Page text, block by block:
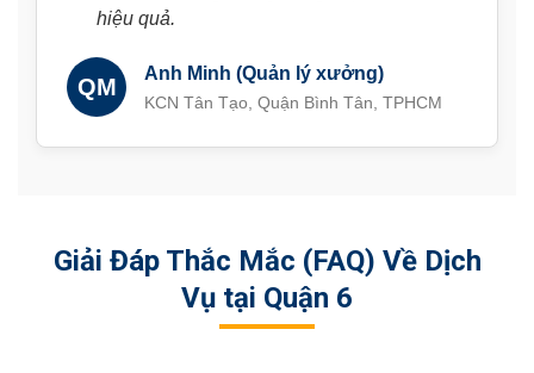
hiệu quả.
QM
Anh Minh (Quản lý xưởng)
KCN Tân Tạo, Quận Bình Tân, TPHCM
Giải Đáp Thắc Mắc (FAQ) Về Dịch
Vụ tại Quận 6